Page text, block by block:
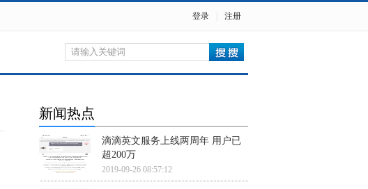
登录 注册
新闻热点
滴滴英文服务上线两周年 用户已
超200万
2019-09-26 08:57:12